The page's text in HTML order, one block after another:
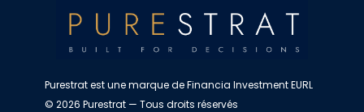
Purestrat est une marque de Financia Investment EURL
© 2026 Purestrat — Tous droits réservés